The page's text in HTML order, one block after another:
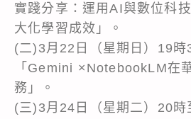
實踐分享：運用AI與數位科
大化學習成效」。
(二)3月22日（星期日）19時
「Gemini ×NotebookLM在
務」。
(三)3月24日（星期二）20時